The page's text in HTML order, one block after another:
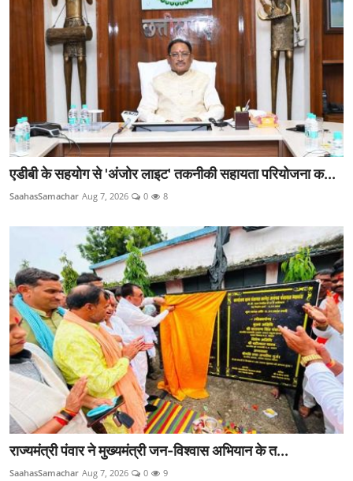
एडीबी के सहयोग से 'अंजोर लाइट' तकनीकी सहायता परियोजना क...
SaahasSamachar Aug 7, 2026 0 8
राज्यमंत्री पंवार ने मुख्यमंत्री जन-विश्वास अभियान के त...
SaahasSamachar Aug 7, 2026 0 9